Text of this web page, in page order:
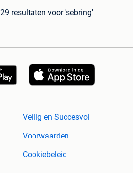
29 resultaten voor 'sebring'
Veilig en Succesvol
Voorwaarden
Cookiebeleid